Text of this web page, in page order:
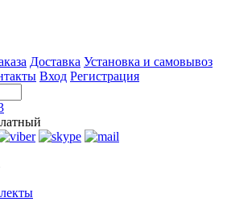
Доставка Установка и самовывоз
Вход Регистрация